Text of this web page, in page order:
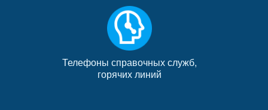
Телефоны справочных служб,
горячих линий